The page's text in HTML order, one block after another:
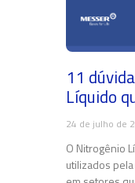
11
Líquido
24 de julho de
O Nitrogênio
utilizados